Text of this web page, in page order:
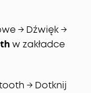
→ Dźwięk →
w zakładce
→ Dotknij